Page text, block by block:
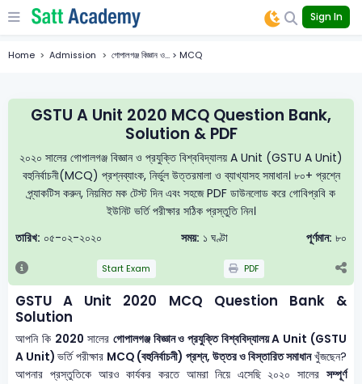
Sign In
Home Admission গোপালগঞ্জ বিজ্ঞান ও... > MCQ
GSTU A Unit 2020 MCQ Question Bank,
Solution & PDF
২০২০ সালের গোপালগঞ্জ বিজ্ঞান ও প্রযুক্তি বিশ্ববিদ্যালয় A Unit (GSTU A Unit)
বহুনির্বাচনী(MCQ) প্রশ্নব্যাংক, নির্ভুল উত্তরমালা ও ব্যাখ্যাসহ সমাধান। ৮০+ প্রশ্নে
প্র্যাকটিস করুন, নিয়মিত মক টেস্ট দিন এবং সহজে PDF ডাউনলোড করে গোবিপ্রবি ক
ইউনিট ভর্তি পরীক্ষার সঠিক প্রস্তুতি নিন।
তারিখ: ০৫-০২-২০২০ সময়: ১ ঘণ্টা পূর্ণমান: ৮০
Start Exam PDF
GSTU A Unit 2020 MCQ Question Bank &
Solution
আপনি কি 2020 সালের গোপালগঞ্জ বিজ্ঞান ও প্রযুক্তি বিশ্ববিদ্যালয় A Unit (GSTU
A Unit)ভর্তি পরীক্ষার MCQ (বহুনির্বাচনী) প্রশ্ন, উত্তর ও বিস্তারিত সমাধানখুঁজছেন?
আপনার প্রস্তুতিকে আরও কার্যকর করতে আমরা নিয়ে এসেছি ২০২০ সালের সম্পূর্ণ